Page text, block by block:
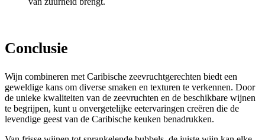
Conclusie
Wijn combineren met Caribische zeevruchtgerechten biedt een
geweldige kans om diverse smaken en texturen te verkennen. Door
de unieke kwaliteiten van de zeevruchten en de beschikbare wijnen
te begrijpen, kunt u onvergetelijke eetervaringen creëren die de
levendige geest van de Caribische keuken benadrukken.